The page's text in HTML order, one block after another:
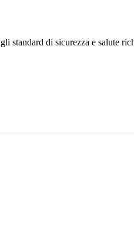
standard di sicurezza e salute